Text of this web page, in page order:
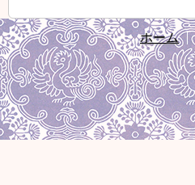
ホーム